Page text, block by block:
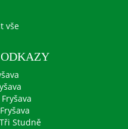
vše
Studně